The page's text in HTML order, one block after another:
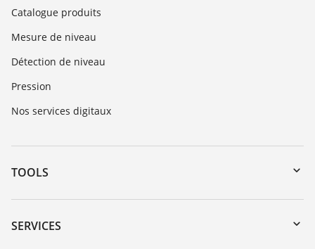
Catalogue produits
Mesure de niveau
Détection de niveau
Pression
Nos services digitaux
TOOLS
Téléchargements
Recherche par numéro de série
SERVICES